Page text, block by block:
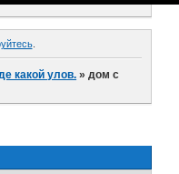
.
какой улов. »дом с